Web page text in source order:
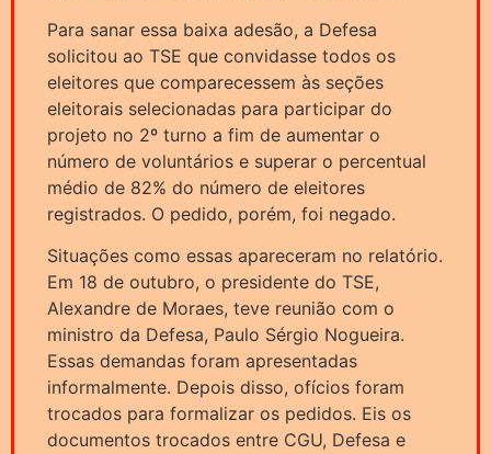
Para sanar essa baixa adesão, a Defesa
solicitou ao TSE que convidasse todos os
eleitores que comparecessem às seções
eleitorais selecionadas para participar do
projeto no 2º turno a fim de aumentar o
número de voluntários e superar o percentual
médio de 82% do número de eleitores
registrados. O pedido, porém, foi negado.
Situações como essas apareceram no relatório.
Em 18 de outubro, o presidente do TSE,
Alexandre de Moraes, teve reunião com o
ministro da Defesa, Paulo Sérgio Nogueira.
Essas demandas foram apresentadas
informalmente. Depois disso, ofícios foram
trocados para formalizar os pedidos. Eis os
documentos trocados entre CGU, Defesa e